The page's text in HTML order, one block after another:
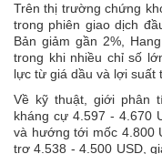
Trên thị trường chứng
trong phiên giao dịch
Bản giảm gần 2%,
trong khi nhiều chỉ số
lực từ giá dầu và lợi suất
Về kỹ thuật, giới phân
kháng cự 4.597 - 4.670
và hướng tới mốc 4.800
trợ 4.538 - 4.500 USD,